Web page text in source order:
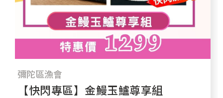
彌陀區漁會
【快閃專區】金鰻玉鱸尊享組